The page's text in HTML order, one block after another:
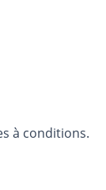
à conditions.